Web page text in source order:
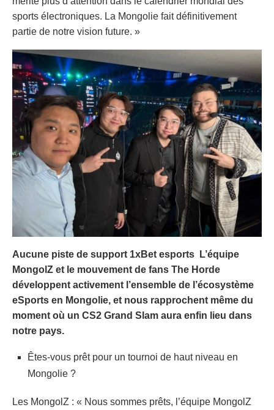
sports électroniques. La Mongolie fait définitivement
partie de notre vision future. »
Aucune piste de support 1xBet esports L’équipe
MongolZ et le mouvement de fans The Horde
développent activement l’ensemble de l’écosystème
eSports en Mongolie, et nous rapprochent même du
moment où un CS2 Grand Slam aura enfin lieu dans
notre pays.
Êtes-vous prêt pour un tournoi de haut niveau en
Mongolie ?
Les MongolZ : « Nous sommes prêts, l’équipe MongolZ